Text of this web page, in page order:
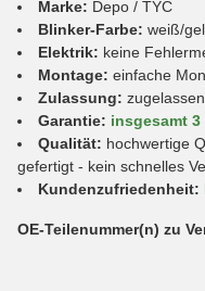
Marke: Depo / TYC
Blinker-Farbe: weiß/
Elektrik: keine
Montage: einfache
Zulassung:
Garantie: insgesamt
Qualität: hochwertige
gefertigt - kein schnelles
Kundenzufriedenheit:
OE-Teilenummer(n) zu